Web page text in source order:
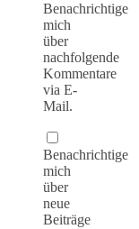
Benachrichtige
mich
über
nachfolgende
Kommentare
via E-
Mail.
Benachrichtige
mich
über
neue
Beiträge